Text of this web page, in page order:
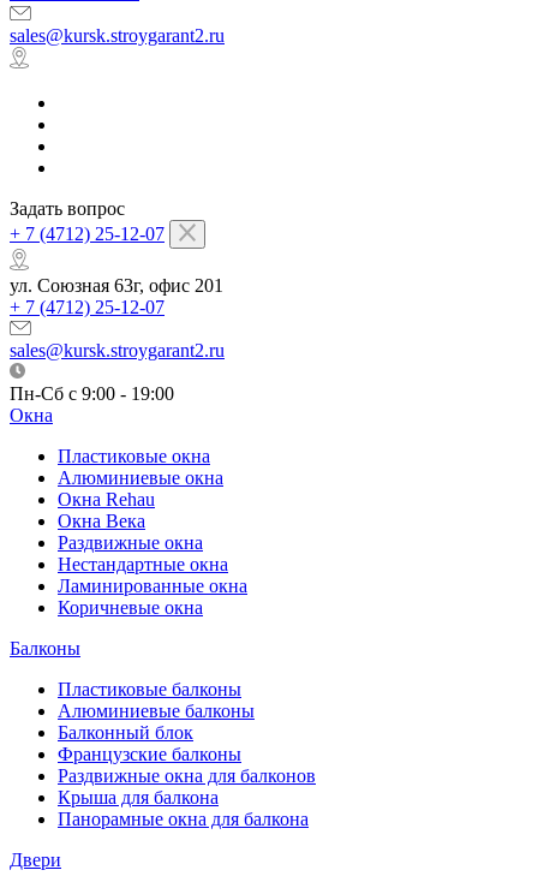
sales@kursk.stroygarant2.ru
Задать вопрос
+ 7 (4712) 25-12-07
ул. Союзная 63г, офис 201
+ 7 (4712) 25-12-07
sales@kursk.stroygarant2.ru
Пн-Сб с 9:00 - 19:00
Окна
Пластиковые окна
Алюминиевые окна
Окна Rehau
Окна Века
Раздвижные окна
Нестандартные окна
Ламинированные окна
Коричневые окна
Балконы
Пластиковые балконы
Алюминиевые балконы
Балконный блок
Французские балконы
Раздвижные окна для балконов
Крыша для балкона
Панорамные окна для балкона
Двери